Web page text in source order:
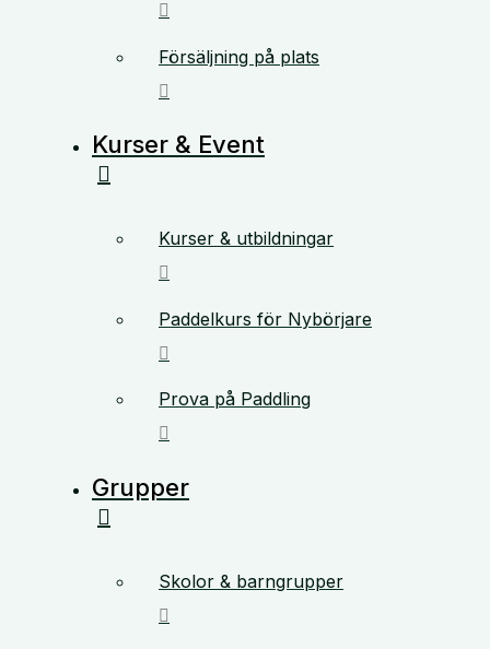
Försäljning på plats
Kurser & Event
Kurser & utbildningar
Paddelkurs för Nybörjare
Prova på Paddling
Grupper
Skolor & barngrupper